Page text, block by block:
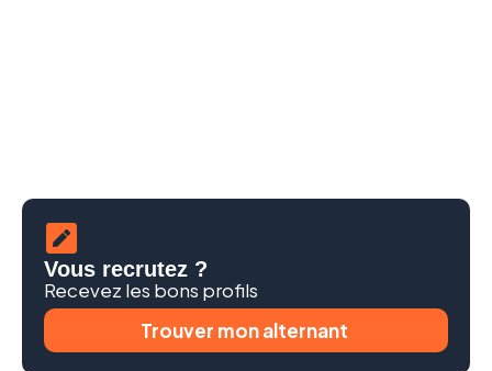
Vous recrutez ?
Recevez les bons profils
Trouver mon alternant